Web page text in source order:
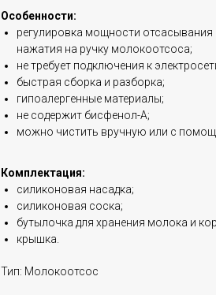
Особенности:
регулировка мощности
нажатия на ручку молокоотсоса;
не требует подключения к
быстрая сборка и разборка;
гипоалергенные материалы;
не содержит бисфенол-А;
можно чистить вручную или с
Комплектация:
силиконовая насадка;
силиконовая соска;
бутылочка для хранения молока и
крышка.
Тип: Молокоотсос